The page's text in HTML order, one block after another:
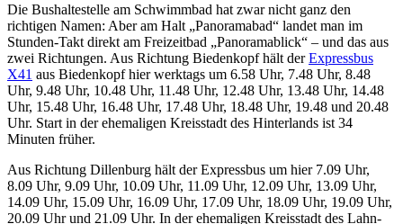
Die Bushaltestelle am Schwimmbad hat zwar nicht ganz den
richtigen Namen: Aber am Halt „Panoramabad“ landet man im
Stunden-Takt direkt am Freizeitbad „Panoramablick“ – und das aus
zwei Richtungen. Aus Richtung Biedenkopf hält derExpressbus
X41 aus Biedenkopf hier werktags um 6.58 Uhr, 7.48 Uhr, 8.48
Uhr, 9.48 Uhr, 10.48 Uhr, 11.48 Uhr, 12.48 Uhr, 13.48 Uhr, 14.48
Uhr, 15.48 Uhr, 16.48 Uhr, 17.48 Uhr, 18.48 Uhr, 19.48 und 20.48
Uhr. Start in der ehemaligen Kreisstadt des Hinterlands ist 34
Minuten früher.
Aus Richtung Dillenburg hält der Expressbus um hier 7.09 Uhr,
8.09 Uhr, 9.09 Uhr, 10.09 Uhr, 11.09 Uhr, 12.09 Uhr, 13.09 Uhr,
14.09 Uhr, 15.09 Uhr, 16.09 Uhr, 17.09 Uhr, 18.09 Uhr, 19.09 Uhr,
20.09 Uhr und 21.09 Uhr. In der ehemaligen Kreisstadt des Lahn-